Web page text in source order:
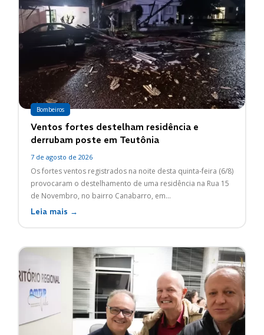
Bombeiros
Ventos fortes destelham residência e
derrubam poste em Teutônia
7 de agosto de 2026
Os fortes ventos registrados na noite desta quinta-feira (6/8)
provocaram o destelhamento de uma residência na Rua 15
de Novembro, no bairro Canabarro, em...
Leia mais →